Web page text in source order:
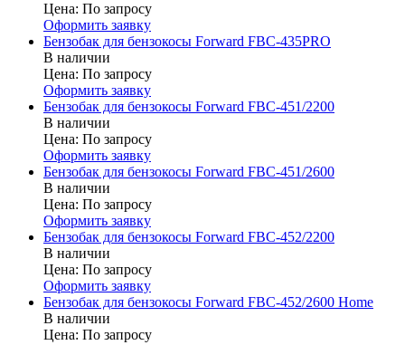
Цена: По запросу
Оформить заявку
Бензобак для бензокосы Forward FBC-435PRO
В наличии
Цена: По запросу
Оформить заявку
Бензобак для бензокосы Forward FBC-451/2200
В наличии
Цена: По запросу
Оформить заявку
Бензобак для бензокосы Forward FBC-451/2600
В наличии
Цена: По запросу
Оформить заявку
Бензобак для бензокосы Forward FBC-452/2200
В наличии
Цена: По запросу
Оформить заявку
Бензобак для бензокосы Forward FBC-452/2600 Home
В наличии
Цена: По запросу